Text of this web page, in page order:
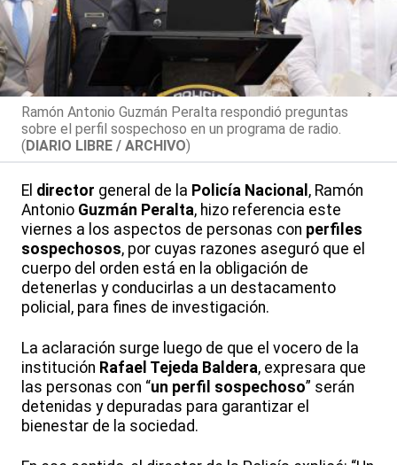
Ramón Antonio Guzmán Peralta respondió preguntas
sobre el perfil sospechoso en un programa de radio.
(DIARIO LIBRE / ARCHIVO)
El director general de la Policía Nacional , Ramón
Antonio Guzmán Peralta, hizo referencia este
viernes a los aspectos de personas con perfiles
sospechosos, por cuyas razones aseguró que el
cuerpo del orden está en la obligación de
detenerlas y conducirlas a un destacamento
policial, para fines de investigación.
La aclaración surge luego de que el vocero de la
institución Rafael Tejeda Baldera, expresara que
las personas con “un perfil sospechoso” serán
detenidas y depuradas para garantizar el
bienestar de la sociedad.